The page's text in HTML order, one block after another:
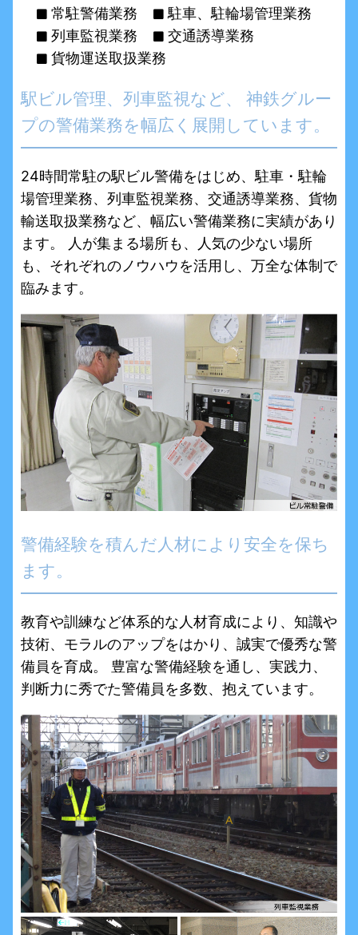
常駐警備業務
駐車、駐輪場管理業務
列車監視業務
交通誘導業務
貨物運送取扱業務
駅ビル管理、列車監視など、
神鉄グルー
プの警備業務を幅広く展開しています。
24時間常駐の駅ビル警備をはじめ、駐車・駐輪
場管理業務、列車監視業務、交通誘導業務、貨物
輸送取扱業務など、幅広い警備業務に実績があり
ます。 人が集まる場所も、人気の少ない場所
も、それぞれのノウハウを活用し、万全な体制で
臨みます。
警備経験を積んだ人材により安全を保ち
ます。
教育や訓練など体系的な人材育成により、知識や
技術、モラルのアップをはかり、誠実で優秀な警
備員を育成。 豊富な警備経験を通し、実践力、
判断力に秀でた警備員を多数、抱えています。